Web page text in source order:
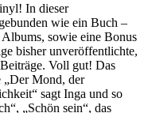
In dieser
wie ein Buch –
sowie eine Bonus
bisher unveröffentlichte,
Voll gut! Das
„Der Mond, der
sagt Inga und so
„Schön sein“, das